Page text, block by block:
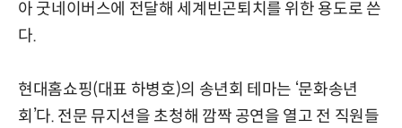
아 굿네이버스에 전달해 세계빈곤퇴치를 위한 용도로 쓴
다.
현대홈쇼핑(대표 하병호)의 송년회 테마는 ‘문화송년
회’다. 전문 뮤지션을 초청해 깜짝 공연을 열고 전 직원들